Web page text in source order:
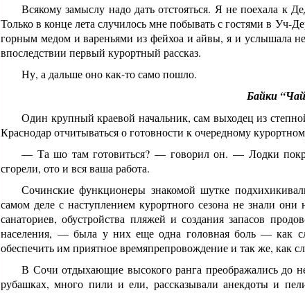
Всякому замыслу надо дать отстояться. Я не поехала к
Только в конце лета случилось мне побывать с гостями в Уч-
горным медом и вареньями из фейхоа и айвы, я и услышала
впоследствии первый курортный рассказ.
Ну, а дальше оно как-то само пошло.
Байки
Один крупный краевой начальник, сам выходец из
Краснодар отчитываться о готовности к очередному
— Та шо там готовиться? — говорил он. — Лодки
сгорели, ото и вся ваша работа.
Сочинские функционеры знакомой шутке
самом деле с наступлением курортного сезона не знали
санаториев, обустройства пляжей и создания запасов
населения, — была у них еще одна головная боль — как
обеспечить им приятное времяпрепровождение и так же, как
В Сочи отдыхающие высокого ранга преображались до
рубашках, много пили и ели, рассказывали анекдоты и